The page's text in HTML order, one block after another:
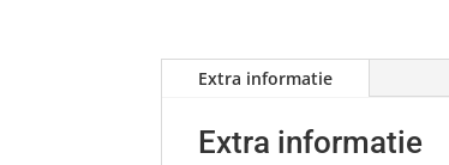
Extra informatie
Extra informatie